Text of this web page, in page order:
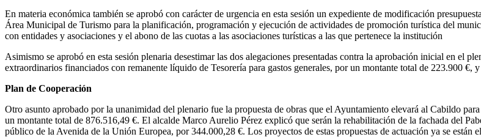
En materia económica también se aprobó con carácter de urgencia en esta sesión un expediente de modificación
Área Municipal de Turismo para la planificación, programación y ejecución de actividades de promoción turística del
con entidades y asociaciones y el abono de las cuotas a las asociaciones turísticas a las que pertenece la institución
Asimismo se aprobó en esta sesión plenaria desestimar las dos alegaciones presentadas contra la aprobación inicial en el
extraordinarios financiados con remanente líquido de Tesorería para gastos generales, por un montante total de 223.900
Plan de Cooperación
Otro asunto aprobado por la unanimidad del plenario fue la propuesta de obras que el Ayuntamiento elevará al Cabildo
un montante total de 876.516,49 €. El alcalde Marco Aurelio Pérez explicó que serán la rehabilitación de la fachada del
público de la Avenida de la Unión Europea, por 344.000,28 €. Los proyectos de estas propuestas de actuación ya se están